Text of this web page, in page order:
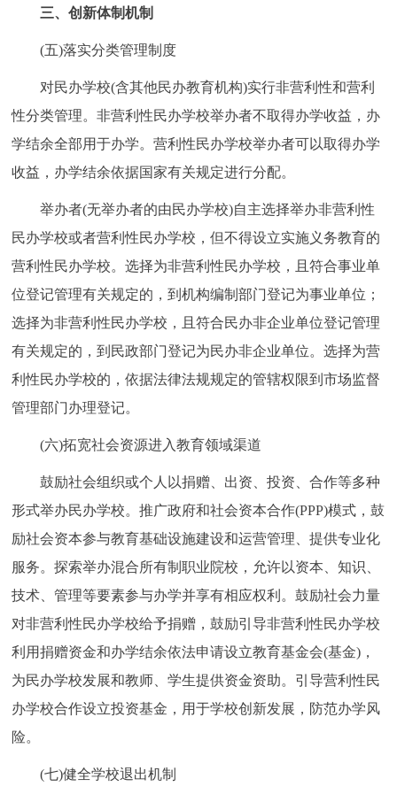
三、创新体制机制
(五)落实分类管理制度
对民办学校(含其他民办教育机构)实行非营利性和营利
性分类管理。非营利性民办学校举办者不取得办学收益，办
学结余全部用于办学。营利性民办学校举办者可以取得办学
收益，办学结余依据国家有关规定进行分配。
举办者(无举办者的由民办学校)自主选择举办非营利性
民办学校或者营利性民办学校，但不得设立实施义务教育的
营利性民办学校。选择为非营利性民办学校，且符合事业单
位登记管理有关规定的，到机构编制部门登记为事业单位；
选择为非营利性民办学校，且符合民办非企业单位登记管理
有关规定的，到民政部门登记为民办非企业单位。选择为营
利性民办学校的，依据法律法规规定的管辖权限到市场监督
管理部门办理登记。
(六)拓宽社会资源进入教育领域渠道
鼓励社会组织或个人以捐赠、出资、投资、合作等多种
形式举办民办学校。推广政府和社会资本合作(PPP)模式，鼓
励社会资本参与教育基础设施建设和运营管理、提供专业化
服务。探索举办混合所有制职业院校，允许以资本、知识、
技术、管理等要素参与办学并享有相应权利。鼓励社会力量
对非营利性民办学校给予捐赠，鼓励引导非营利性民办学校
利用捐赠资金和办学结余依法申请设立教育基金会(基金)，
为民办学校发展和教师、学生提供资金资助。引导营利性民
办学校合作设立投资基金，用于学校创新发展，防范办学风
险。
(七)健全学校退出机制